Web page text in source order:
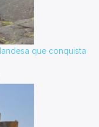
que conquista